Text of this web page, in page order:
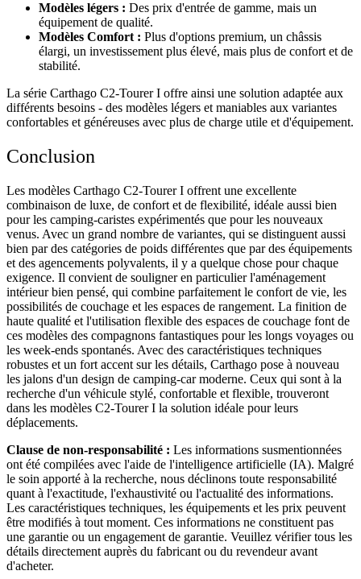
Modèles légers : Des prix d'entrée de gamme, mais un
équipement de qualité.
Modèles Comfort : Plus d'options premium, un châssis
élargi, un investissement plus élevé, mais plus de confort et de
stabilité.
La série Carthago C2-Tourer I offre ainsi une solution adaptée aux
différents besoins - des modèles légers et maniables aux variantes
confortables et généreuses avec plus de charge utile et d'équipement.
Conclusion
Les modèles Carthago C2-Tourer I offrent une excellente
combinaison de luxe, de confort et de flexibilité, idéale aussi bien
pour les camping-caristes expérimentés que pour les nouveaux
venus. Avec un grand nombre de variantes, qui se distinguent aussi
bien par des catégories de poids différentes que par des équipements
et des agencements polyvalents, il y a quelque chose pour chaque
exigence. Il convient de souligner en particulier l'aménagement
intérieur bien pensé, qui combine parfaitement le confort de vie, les
possibilités de couchage et les espaces de rangement. La finition de
haute qualité et l'utilisation flexible des espaces de couchage font de
ces modèles des compagnons fantastiques pour les longs voyages ou
les week-ends spontanés. Avec des caractéristiques techniques
robustes et un fort accent sur les détails, Carthago pose à nouveau
les jalons d'un design de camping-car moderne. Ceux qui sont à la
recherche d'un véhicule stylé, confortable et flexible, trouveront
dans les modèles C2-Tourer I la solution idéale pour leurs
déplacements.
Clause de non-responsabilité : Les informations susmentionnées
ont été compilées avec l'aide de l'intelligence artificielle (IA). Malgré
le soin apporté à la recherche, nous déclinons toute responsabilité
quant à l'exactitude, l'exhaustivité ou l'actualité des informations.
Les caractéristiques techniques, les équipements et les prix peuvent
être modifiés à tout moment. Ces informations ne constituent pas
une garantie ou un engagement de garantie. Veuillez vérifier tous les
détails directement auprès du fabricant ou du revendeur avant
d'acheter.